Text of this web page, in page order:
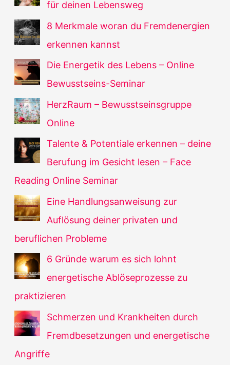
für deinen Lebensweg
8 Merkmale woran du Fremdenergien
erkennen kannst
Die Energetik des Lebens – Online
Bewusstseins-Seminar
HerzRaum – Bewusstseinsgruppe
Online
Talente & Potentiale erkennen – deine
Berufung im Gesicht lesen – Face
Reading Online Seminar
Eine Handlungsanweisung zur
Auflösung deiner privaten und
beruflichen Probleme
6 Gründe warum es sich lohnt
energetische Ablöseprozesse zu
praktizieren
Schmerzen und Krankheiten durch
Fremdbesetzungen und energetische
Angriffe